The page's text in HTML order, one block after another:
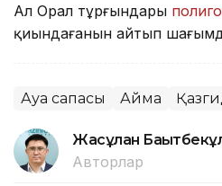
Ал Орал тұрғындары
қиындағанын айтып
Ауа сапасы Аймақ
Жасұлан
Авторлар